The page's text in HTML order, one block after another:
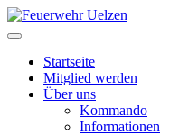
Startseite
Mitglied werden
Über uns
Kommando
Informationen